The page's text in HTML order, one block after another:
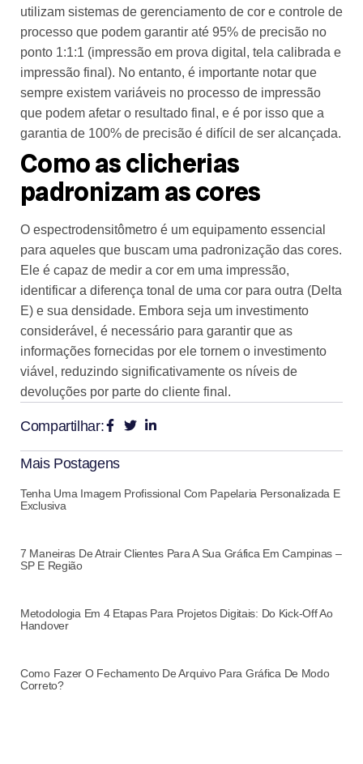
utilizam sistemas de gerenciamento de cor e controle de
processo que podem garantir até 95% de precisão no
ponto 1:1:1 (impressão em prova digital, tela calibrada e
impressão final). No entanto, é importante notar que
sempre existem variáveis no processo de impressão
que podem afetar o resultado final, e é por isso que a
garantia de 100% de precisão é difícil de ser alcançada.
Como as clicherias
padronizam as cores
O espectrodensitômetro é um equipamento essencial
para aqueles que buscam uma padronização das cores.
Ele é capaz de medir a cor em uma impressão,
identificar a diferença tonal de uma cor para outra (Delta
E) e sua densidade. Embora seja um investimento
considerável, é necessário para garantir que as
informações fornecidas por ele tornem o investimento
viável, reduzindo significativamente os níveis de
devoluções por parte do cliente final.
Compartilhar:
Mais Postagens
Tenha Uma Imagem Profissional Com Papelaria Personalizada E
Exclusiva
7 Maneiras De Atrair Clientes Para A Sua Gráfica Em Campinas –
SP E Região
Metodologia Em 4 Etapas Para Projetos Digitais: Do Kick-Off Ao
Handover
Como Fazer O Fechamento De Arquivo Para Gráfica De Modo
Correto?